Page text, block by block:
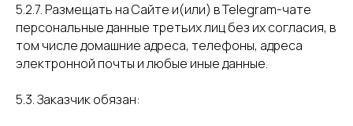
5.2.7. Размещать на Сайте и(или) в Telegram-чате
персональные данные третьих лиц без их согласия, в
том числе домашние адреса, телефоны, адреса
электронной почты и любые иные данные.
5.3. Заказчик обязан: